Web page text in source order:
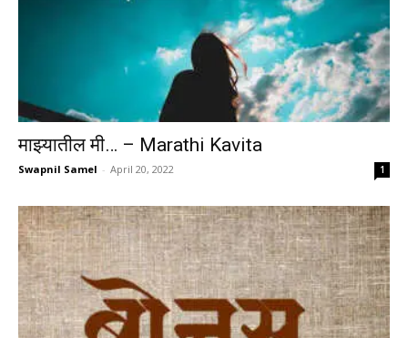
माझ्यातील मी… – Marathi Kavita
Swapnil Samel - April 20, 2022 1